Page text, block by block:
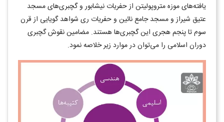
یافته‌های موزه متروپولیتن از حفریات نیشابور و گچبری‌های مسجد
عتیق شیراز و مسجد جامع نائین و حفریات ری شواهد گویایی از قرن
سوم تا پنجم هجری این گچبری‌ها هستند. مضامین نقوش گچبری
دوران اسلامی را می‌توان در موارد زیر خلاصه نمود.